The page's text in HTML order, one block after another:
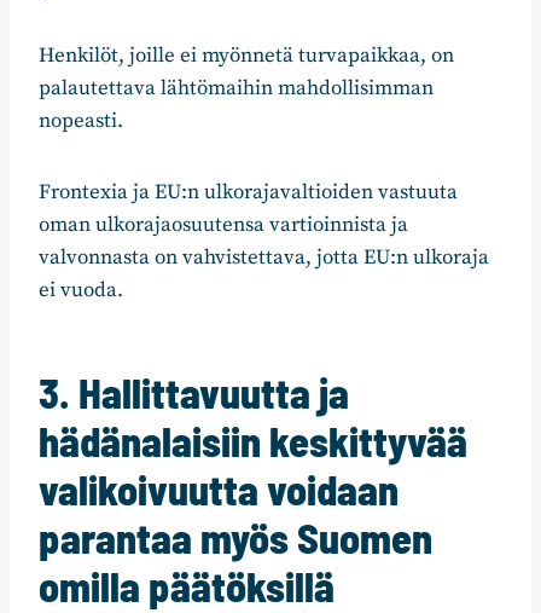
Henkilöt, joille ei myönnetä turvapaikkaa, on
palautettava lähtömaihin mahdollisimman
nopeasti.
Frontexia ja EU:n ulkorajavaltioiden vastuuta
oman ulkorajaosuutensa vartioinnista ja
valvonnasta on vahvistettava, jotta EU:n ulkoraja
ei vuoda.
3. Hallittavuutta ja
hädänalaisiin keskittyvää
valikoivuutta voidaan
parantaa myös Suomen
omilla päätöksillä